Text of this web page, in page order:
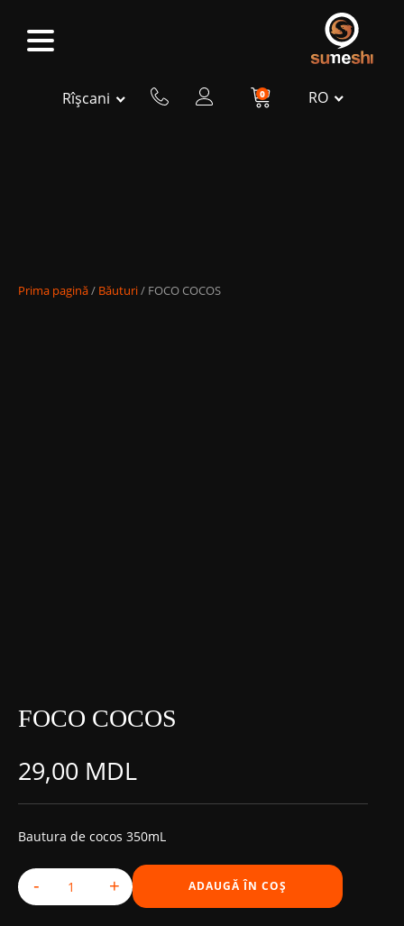
Rîșcani 0 RO
Prima pagină/ Băuturi/ FOCO COCOS
FOCO COCOS
29,00 MDL
Bautura de cocos 350mL
Cantitate FOCO COCOS
- + ADAUGĂ ÎN COȘ